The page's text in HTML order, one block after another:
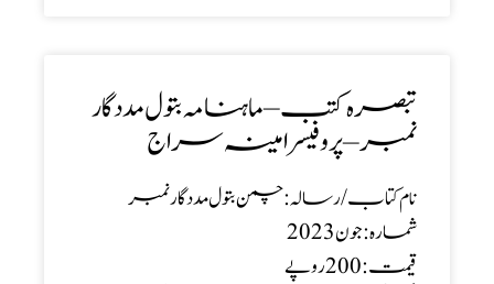
تبصرہ کتب – ماہنامہ بتول مدد گار
نمبر – پروفیسر امینہ سراج
نام کتاب/رسالہ : چمن بتول مدد گار نمبر
شمارہ : جون2023
قیمت : 200روپے